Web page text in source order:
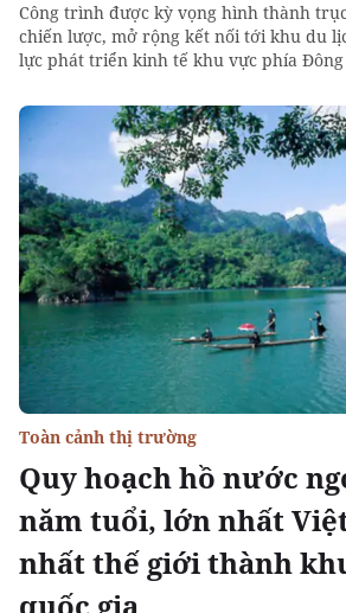
Công trình được kỳ vọng hình thành
chiến lược, mở rộng kết nối tới khu du
lực phát triển kinh tế khu vực phía
Quy hoạch hồ nước
năm tuổi, lớn nhất
nhất thế giới thành
Toàn cảnh thị trường